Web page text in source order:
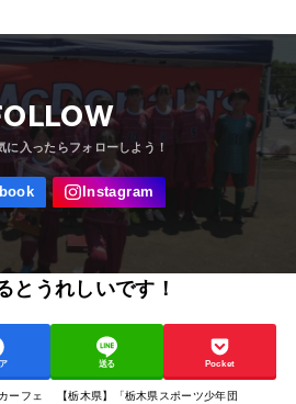
とうれしいです！
送る Pocket
ーフェ
【栃木県】「栃木県スポーツ少年団